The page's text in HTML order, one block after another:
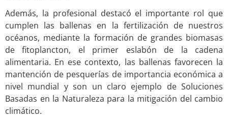
Además, la profesional destacó el importante rol que
cumplen las ballenas en la fertilización de nuestros
océanos, mediante la formación de grandes biomasas
de fitoplancton, el primer eslabón de la cadena
alimentaria. En ese contexto, las ballenas favorecen la
mantención de pesquerías de importancia económica a
nivel mundial y son un claro ejemplo de Soluciones
Basadas en la Naturaleza para la mitigación del cambio
climático.